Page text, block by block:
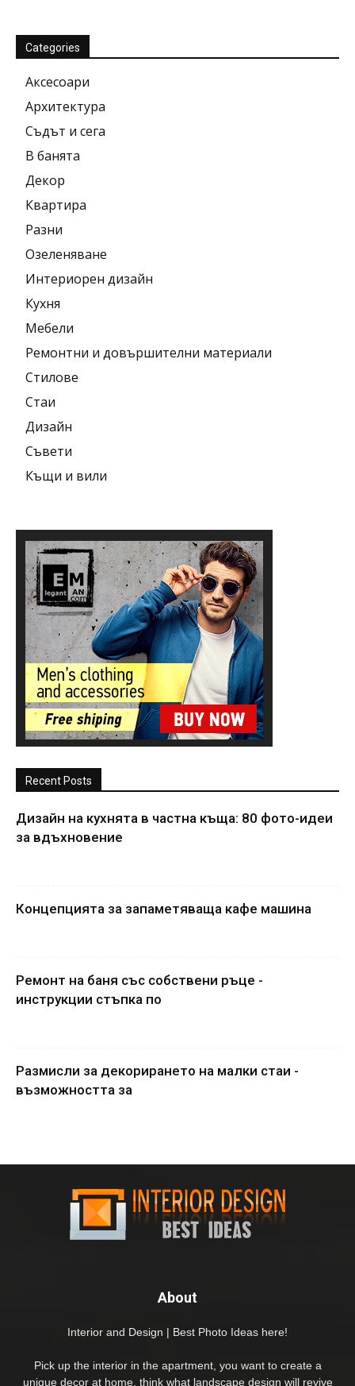
Categories
Аксесоари
Архитектура
Съдът и сега
В банята
Декор
Квартира
Разни
Озеленяване
Интериорен дизайн
Кухня
Мебели
Ремонтни и довършителни материали
Стилове
Стаи
Дизайн
Съвети
Къщи и вили
Recent Posts
Дизайн на кухнята в частна къща: 80 фото-идеи
за вдъхновение
Концепцията за запаметяваща кафе машина
Ремонт на баня със собствени ръце -
инструкции стъпка по
Размисли за декорирането на малки стаи -
възможността за
About
Interior and Design | Best Photo Ideas here!
Pick up the interior in the apartment, you want to create a
unique decor at home, think what landscape design will revive